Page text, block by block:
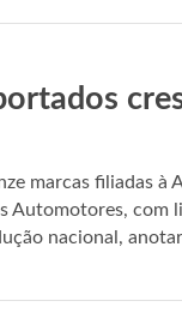
marcas filiadas à
Automotores,
nacional,